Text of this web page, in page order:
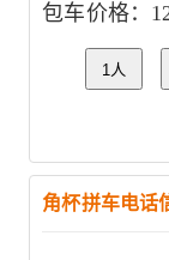
包车价格：
1人
角杯拼车电话